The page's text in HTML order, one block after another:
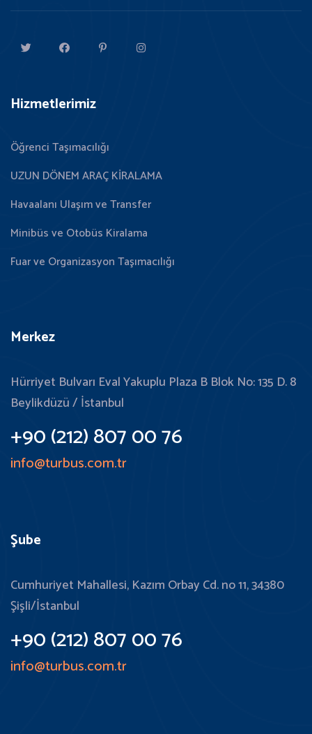
Hizmetlerimiz
Öğrenci Taşımacılığı
UZUN DÖNEM ARAÇ KİRALAMA
Havaalanı Ulaşım ve Transfer
Minibüs ve Otobüs Kiralama
Fuar ve Organizasyon Taşımacılığı
Merkez
Hürriyet Bulvarı Eval Yakuplu Plaza B Blok No: 135 D. 8
Beylikdüzü / İstanbul
+90 (212) 807 00 76
info@turbus.com.tr
Şube
Cumhuriyet Mahallesi, Kazım Orbay Cd. no 11, 34380
Şişli/İstanbul
+90 (212) 807 00 76
info@turbus.com.tr